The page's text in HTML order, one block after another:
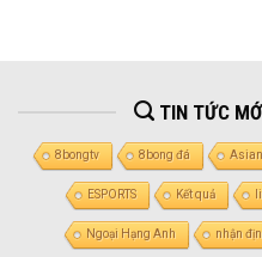
TIN TỨC
8bongtv 8bong đá
ESPORTS Kết quả
Ngoại Hạng Anh nhận